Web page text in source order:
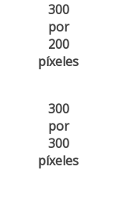
300
por
200
píxeles
300
por
300
píxeles